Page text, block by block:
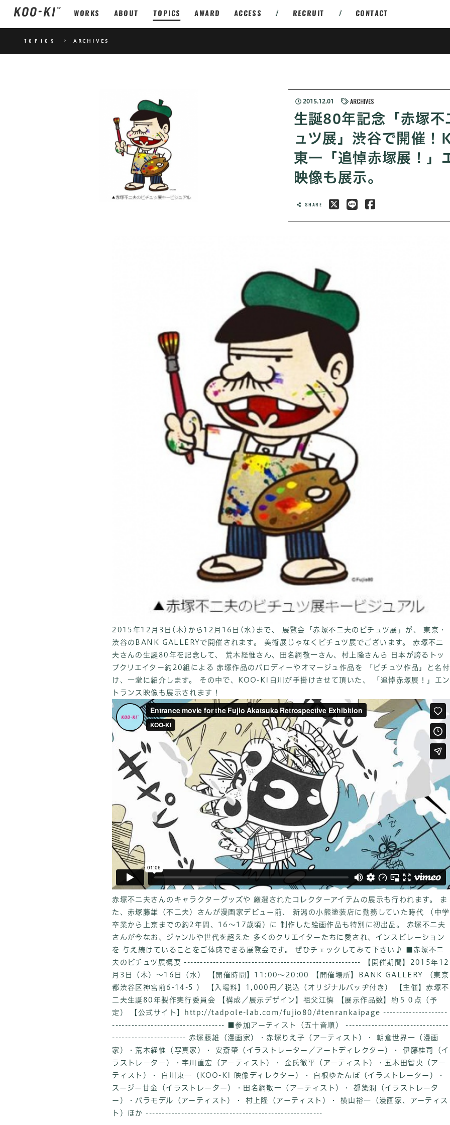
WORKS ABOUT TOPICS AWARD ACCESS / RECRUIT / CONTACT
TOPICS > ARCHIVES
2015.12.01 ARCHIVES
生誕80年記念「赤塚不
ュツ展」渋谷で開催
東一「追悼赤塚展！」
映像も展示。
SHARE
2015年12月3日(木)から12月16日(水)まで、 展覧会「赤塚不二夫のビチュツ展」が、 東京・
渋谷のBANK GALLERYで開催されます。 美術展じゃなくビチュツ展でございます。 赤塚不二
夫さんの生誕80年を記念して、 荒木経惟さん、田名網敬一さん、村上隆さんら 日本が誇るトッ
プクリエイター約20組による 赤塚作品のパロディーやオマージュ作品を 「ビチュツ作品」と名付
け、一堂に紹介します。 その中で、KOO-KI白川が手掛けさせて頂いた、 「追悼赤塚展！」エン
トランス映像も展示されます！
赤塚不二夫さんのキャラクターグッズや 厳選されたコレクターアイテムの展示も行われます。 ま
た、赤塚藤雄（不二夫）さんが漫画家デビュー前、 新潟の小熊塗装店に勤務していた時代 （中学
卒業から上京までの約2年間、16～17歳頃）に 制作した絵画作品も特別に初出品。 赤塚不二夫
さんが今なお、ジャンルや世代を超えた 多くのクリエイターたちに愛され、インスピレーション
を 与え続けていることをご体感できる展覧会です。 ぜひチェックしてみて下さい♪ ■赤塚不二
夫のビチュツ展概要 ------------------------------------------------------- 【開催期間】2015年12
月3日（木）〜16日（水） 【開催時間】11:00～20:00 【開催場所】BANK GALLERY （東京
都渋谷区神宮前6-14-5 ） 【入場料】1,000円／税込（オリジナルバッヂ付き） 【主催】赤塚不
二夫生誕80年製作実行委員会 【構成／展示デザイン】祖父江慎 【展示作品数】約５０点（予
定） 【公式サイト】http://tadpole-lab.com/fujio80/#tenrankaipage --------------------
----------------------------------- ■参加アーティスト（五十音順） --------------------------------
----------------------- 赤塚藤雄（漫画家）・赤塚りえ子（アーティスト）・ 朝倉世界一（漫画
家）・荒木経惟（写真家）・ 安斎肇（イラストレーター／アートディレクター）・ 伊藤桂司（イ
ラストレーター）・宇川直宏（アーティスト）・ 金氏徹平（アーティスト）・五木田智央（アー
ティスト）・ 白川東一（KOO-KI 映像ディレクター）・ 白根ゆたんぽ（イラストレーター）・
スージー甘金（イラストレーター）・田名網敬一（アーティスト）・ 都築潤（イラストレータ
ー）・パラモデル（アーティスト）・ 村上隆（アーティスト）・ 横山裕一（漫画家、アーティス
ト）ほか -------------------------------------------------------